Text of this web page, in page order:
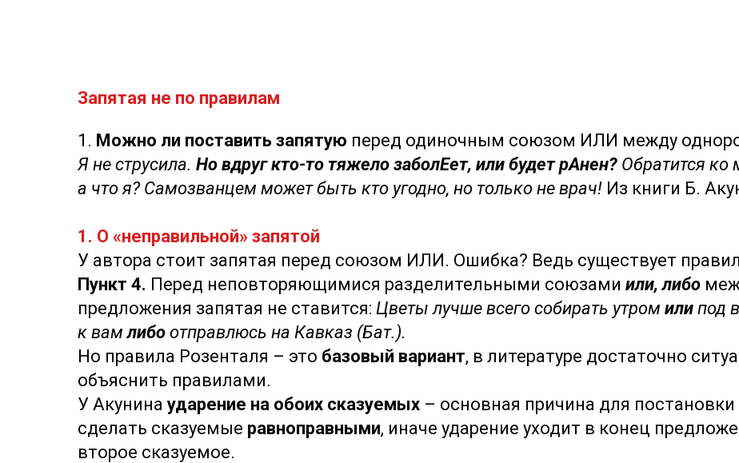
Запятая не по правилам
1. Можно ли поставить запятую перед одиночным союзом ИЛИ между
Я не струсила. Но вдруг кто-то тяжело заболЕет, или будет рАнен? Обратится ко
а что я? Самозванцем может быть кто угодно, но только не врач! Из книги Б.
1. О «неправильной» запятой
У автора стоит запятая перед союзом ИЛИ. Ошибка? Ведь существует
Пункт 4. Перед неповторяющимися разделительными союзами или, либо
предложения запятая не ставится: Цветы лучше всего собирать утром или под
к вамлибо отправлюсь на Кавказ (Бат.).
Но правила Розенталя – это базовый вариант, в литературе достаточно
объяснить правилами.
У Акунинаударение на обоих сказуемых – основная причина для
сделать сказуемые равноправными, иначе ударение уходит в конец
второе сказуемое.